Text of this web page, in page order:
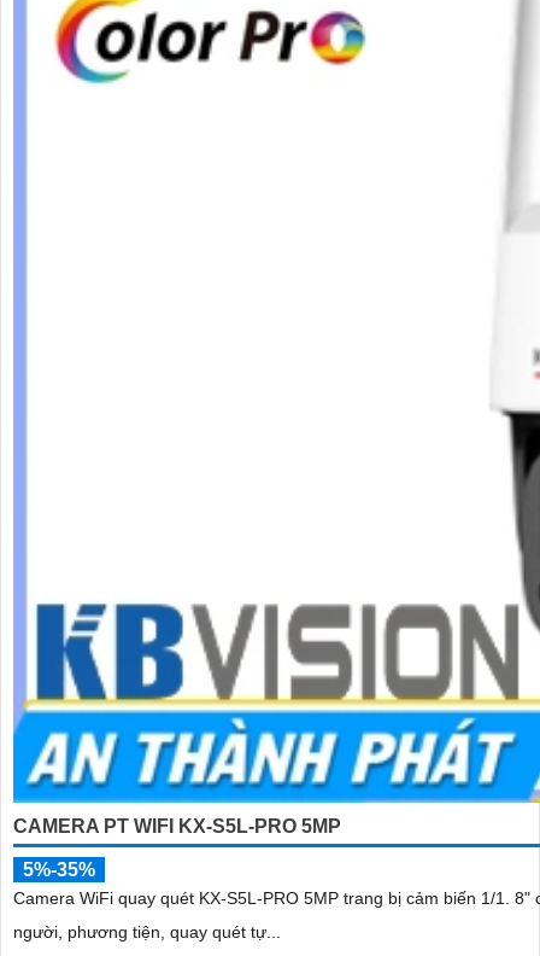
CAMERA PT WIFI KX-S5L-PRO 5MP
5%-35%
Camera WiFi quay quét KX-S5L-PRO 5MP trang bị cảm biến 1/1. 8" cùng độ nhạy
người, phương tiện, quay quét tự...